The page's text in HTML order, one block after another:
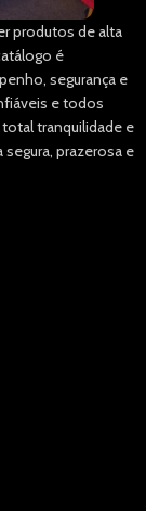
produtos de alta
é
segurança e
e todos
tranquilidade e
prazerosa e